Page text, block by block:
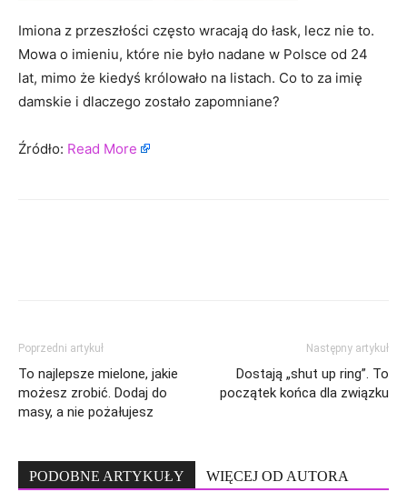
Imiona z przeszłości często wracają do łask, lecz nie to.
Mowa o imieniu, które nie było nadane w Polsce od 24
lat, mimo że kiedyś królowało na listach. Co to za imię
damskie i dlaczego zostało zapomniane?
Źródło: Read More
Poprzedni artykuł
To najlepsze mielone, jakie
możesz zrobić. Dodaj do
masy, a nie pożałujesz
Następny artykuł
Dostają „shut up ring”. To
początek końca dla związku
PODOBNE ARTYKUŁY WIĘCEJ OD AUTORA